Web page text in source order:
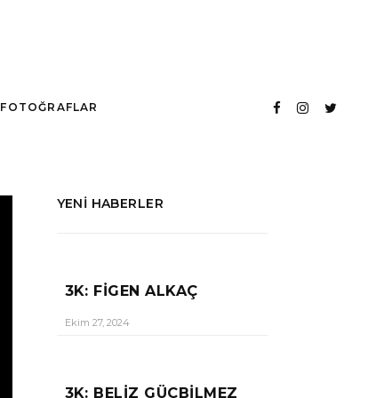
FOTOĞRAFLAR
YENI HABERLER
3K: FIGEN ALKAÇ
Ekim 27, 2024
3K: BELIZ GÜÇBILMEZ